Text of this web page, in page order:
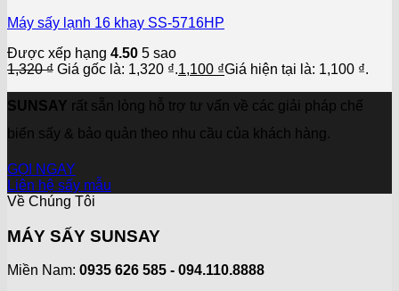
Máy sấy lạnh 16 khay SS-5716HP
Được xếp hạng 4.50 5 sao
1,320₫ Giá gốc là: 1,320 ₫.1,100 ₫Giá hiện tại là: 1,100 ₫.
SUNSAY rất sẵn lòng hỗ trợ tư vấn về các giải pháp chế
biến sấy & bảo quản theo nhu cầu của khách hàng.
GỌI NGAY
Liên hệ sấy mẫu
Về Chúng Tôi
MÁY SẤY SUNSAY
Miền Nam: 0935 626 585 - 094.110.8888